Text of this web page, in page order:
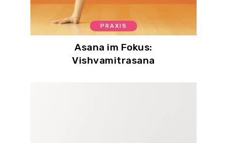
PRAXIS
Asana im Fokus:
Vishvamitrasana